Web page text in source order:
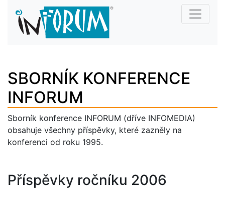
SBORNÍK KONFERENCE
INFORUM
Sborník konference INFORUM (dříve INFOMEDIA)
obsahuje všechny příspěvky, které zazněly na
konferenci od roku 1995.
Příspěvky ročníku 2006